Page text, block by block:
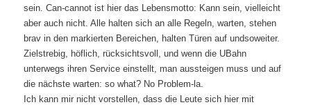
sein. Can-cannot ist hier das Lebensmotto: Kann sein, vielleicht
aber auch nicht. Alle halten sich an alle Regeln, warten, stehen
brav in den markierten Bereichen, halten Türen auf undsoweiter.
Zielstrebig, höflich, rücksichtsvoll, und wenn die UBahn
unterwegs ihren Service einstellt, man aussteigen muss und auf
die nächste warten: so what? No Problem-la.
Ich kann mir nicht vorstellen, dass die Leute sich hier mit